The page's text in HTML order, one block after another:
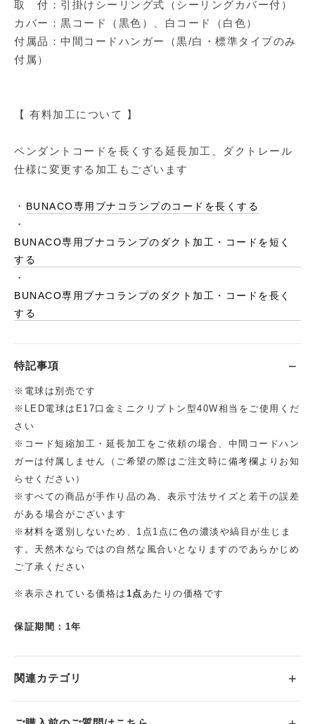
取 付：引掛けシーリング式（シーリングカバー付）
カバー：黒コード（黒色）、白コード（白色）
付属品：中間コードハンガー（黒/白・標準タイプのみ
付属）
【 有料加工について 】
ペンダントコードを長くする延長加工、ダクトレール
仕様に変更する加工もございます
・ BUNACO専用ブナコランプのコードを長くする
・
BUNACO専用ブナコランプのダクト加工・コードを短く
する
・
BUNACO専用ブナコランプのダクト加工・コードを長く
する
特記事項
※電球は別売です
※LED電球はE17口金ミニクリプトン型40W相当をご使用くだ
さい
※コード短縮加工・延長加工をご依頼の場合、中間コードハン
ガーは付属しません（ご希望の際はご注文時に備考欄よりお知
らせください）
※すべての商品が手作り品の為、表示寸法サイズと若干の誤差
がある場合がございます
※材料を選別しないため、1点1点に色の濃淡や縞目が生じま
す。天然木ならではの自然な風合いとなりますのであらかじめ
ご了承ください
※表示されている価格は 1点あたりの価格です
保証期間：1年
関連カテゴリ